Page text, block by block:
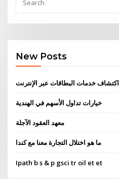
New Posts
اكتشاف خدمات البطاقات عبر الإنترنت
خيارات تداول الأسهم في الهندية
معهد العقود الآجلة
ما هو اختلال التجارة معنا مع كندا
Ipath b s & p gsci tr oil et et